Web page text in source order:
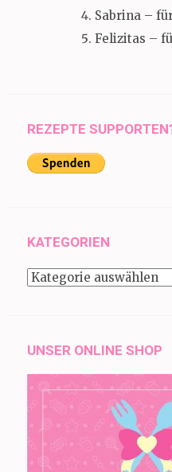
Sabrina –
Felizitas –
REZEPTE
KATEGORIEN
Kategorien
UNSER ONLINE SHOP